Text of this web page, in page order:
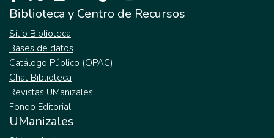
Biblioteca y Centro de Recursos
Sitio Biblioteca
Bases de datos
Catálogo Público (OPAC)
Chat Biblioteca
Revistas UManizales
Fondo Editorial
UManizales